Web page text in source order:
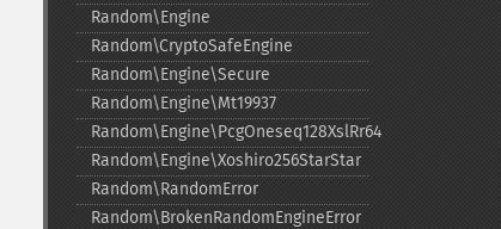
Random\Engine
Random\CryptoSafeEngine
Random\Engine\Secure
Random\Engine\Mt19937
Random\Engine\PcgOneseq128XslRr64
Random\Engine\Xoshiro256StarStar
Random\RandomError
Random\BrokenRandomEngineError